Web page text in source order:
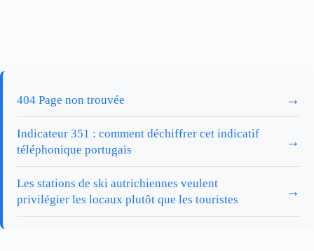
404 Page non trouvée →
Indicateur 351 : comment déchiffrer cet indicatif
téléphonique portugais
→
Les stations de ski autrichiennes veulent
privilégier les locaux plutôt que les touristes
→